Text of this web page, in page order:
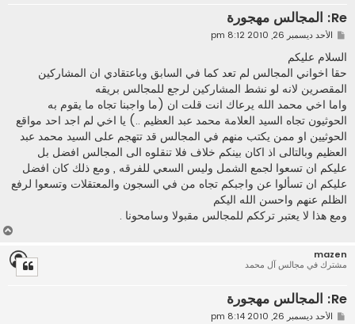
Re: المجالس مهجورة
م
ر
ك
ة
الأحد ديسمبر 26, 2010 8:12 pm
السلام عليكم
حقا اخواني المجالس لم تعد كما في السابق وباعتقادي ان المشاركين
المقصرين لانه لو نشط المشاركين لرجع للمجالس بريقه
واما اخي محمد الله يرعاك انت قلت ان (ما واجبنا تجاه ما يقوم به
الحوثيون تجاه السيد العلامة محمد عبد العظيم ..) يا اخي لم اجد احد مواقع
الحوثيين او ممن يكتب منهم في المجالس قد تتهجم على السيد محمد عبد
العظيم وبالتالى اذ اكان بينكم خلاف فلا تنقلوه الى المجالس افضل بل
عليكم ان تسعوا لجمع الشمل وليس السعي للفرقه , ومع ذلك كان افضل
عليكم ان تسألوا عن واجبكم تجاه من في السجون والمعتقلات وتسعوا لرفع
الظلم عنهم واحسن الله اليكم
ومع هذا لا يعتبر ترككم للمجالس مقبولا وسامحونا .
mazen
مشترك في مجالس آل محمد
Re: المجالس مهجورة
مالأحد ديسمبر 26, 2010 8:14 pm